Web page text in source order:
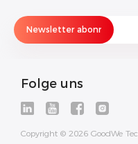
Folge uns
Copyright © 2026 GoodWe